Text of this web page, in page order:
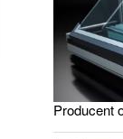
Producent